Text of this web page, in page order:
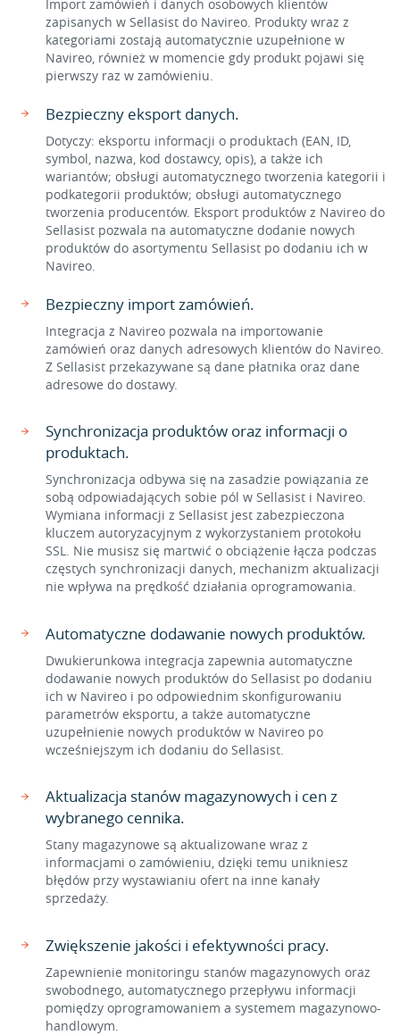
Import zamówień i danych osobowych klientów
zapisanych w Sellasist do Navireo. Produkty wraz z
kategoriami zostają automatycznie uzupełnione w
Navireo, również w momencie gdy produkt pojawi się
pierwszy raz w zamówieniu.
Bezpieczny eksport danych.
Dotyczy: eksportu informacji o produktach (EAN, ID,
symbol, nazwa, kod dostawcy, opis), a także ich
wariantów; obsługi automatycznego tworzenia kategorii i
podkategorii produktów; obsługi automatycznego
tworzenia producentów. Eksport produktów z Navireo do
Sellasist pozwala na automatyczne dodanie nowych
produktów do asortymentu Sellasist po dodaniu ich w
Navireo.
Bezpieczny import zamówień.
Integracja z Navireo pozwala na importowanie
zamówień oraz danych adresowych klientów do Navireo.
Z Sellasist przekazywane są dane płatnika oraz dane
adresowe do dostawy.
Synchronizacja produktów oraz informacji o
produktach.
Synchronizacja odbywa się na zasadzie powiązania ze
sobą odpowiadających sobie pól w Sellasist i Navireo.
Wymiana informacji z Sellasist jest zabezpieczona
kluczem autoryzacyjnym z wykorzystaniem protokołu
SSL. Nie musisz się martwić o obciążenie łącza podczas
częstych synchronizacji danych, mechanizm aktualizacji
nie wpływa na prędkość działania oprogramowania.
Automatyczne dodawanie nowych produktów.
Dwukierunkowa integracja zapewnia automatyczne
dodawanie nowych produktów do Sellasist po dodaniu
ich w Navireo i po odpowiednim skonfigurowaniu
parametrów eksportu, a także automatyczne
uzupełnienie nowych produktów w Navireo po
wcześniejszym ich dodaniu do Sellasist.
Aktualizacja stanów magazynowych i cen z
wybranego cennika.
Stany magazynowe są aktualizowane wraz z
informacjami o zamówieniu, dzięki temu unikniesz
błędów przy wystawianiu ofert na inne kanały
sprzedaży.
Zwiększenie jakości i efektywności pracy.
Zapewnienie monitoringu stanów magazynowych oraz
swobodnego, automatycznego przepływu informacji
pomiędzy oprogramowaniem a systemem magazynowo-
handlowym.